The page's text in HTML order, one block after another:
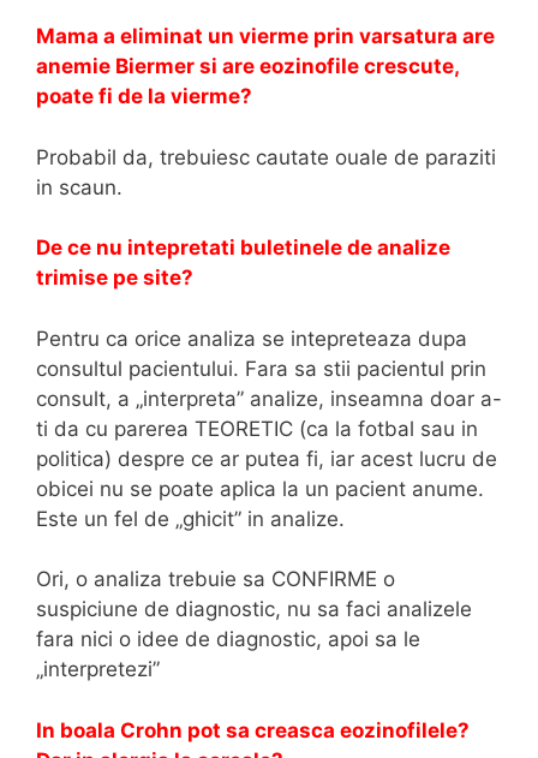
Mama a eliminat un vierme prin varsatura are
anemie Biermer si are eozinofile crescute,
poate fi de la vierme?
Probabil da, trebuiesc cautate ouale de paraziti
in scaun.
De ce nu intepretati buletinele de analize
trimise pe site?
Pentru ca orice analiza se intepreteaza dupa
consultul pacientului. Fara sa stii pacientul prin
consult, a „interpreta” analize, inseamna doar a-
ti da cu parerea TEORETIC (ca la fotbal sau in
politica) despre ce ar putea fi, iar acest lucru de
obicei nu se poate aplica la un pacient anume.
Este un fel de „ghicit” in analize.
Ori, o analiza trebuie sa CONFIRME o
suspiciune de diagnostic, nu sa faci analizele
fara nici o idee de diagnostic, apoi sa le
„interpretezi”
In boala Crohn pot sa creasca eozinofilele?